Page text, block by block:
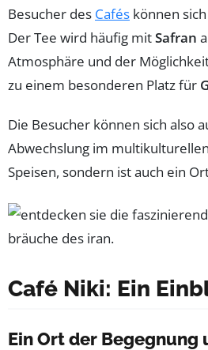
Besucher des Cafés können
Der Tee wird häufig mitSafran
Atmosphäre und der
zu einem besonderen Platz für
Die Besucher können sich also
Abwechslung im
Speisen, sondern ist auch ein
Café Niki: Ein
Ein Ort der Begegnung